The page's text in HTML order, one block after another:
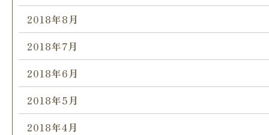
2018年8月
2018年7月
2018年6月
2018年5月
2018年4月